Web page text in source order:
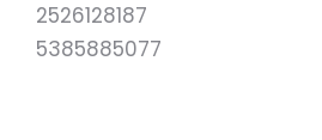
2526128187
5385885077